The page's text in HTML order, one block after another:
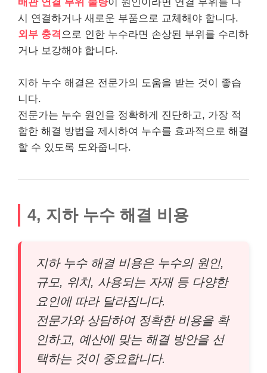
시 연결하거나 새로운 부품으로 교체해야 합니다.
외부 충격 으로 인한 누수라면 손상된 부위를 수리하
거나 보강해야 합니다.
지하 누수 해결은 전문가의 도움을 받는 것이 좋습
니다.
전문가는 누수 원인을 정확하게 진단하고, 가장 적
합한 해결 방법을 제시하여 누수를 효과적으로 해결
할 수 있도록 도와줍니다.
4, 지하 누수 해결 비용
지하 누수 해결 비용은 누수의 원인,
규모, 위치, 사용되는 자재 등 다양한
요인에 따라 달라집니다.
전문가와 상담하여 정확한 비용을 확
인하고, 예산에 맞는 해결 방안을 선
택하는 것이 중요합니다.